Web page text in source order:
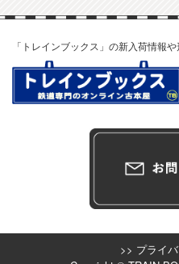
「トレインブックス」の新入荷情報
>> プライ